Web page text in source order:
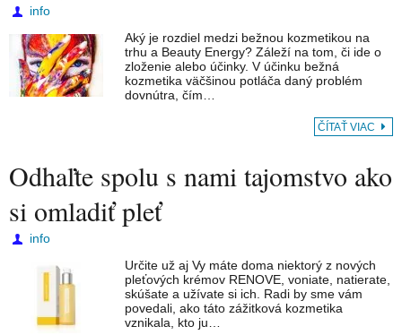
info
Aký je rozdiel medzi bežnou kozmetikou na
trhu a Beauty Energy? Záleží na tom, či ide o
zloženie alebo účinky. V účinku bežná
kozmetika väčšinou potláča daný problém
dovnútra, čím…
ČÍTAŤ VIAC
Odhaľte spolu s nami tajomstvo ako
si omladiť pleť
info
Určite už aj Vy máte doma niektorý z nových
pleťových krémov RENOVE, voniate, natierate,
skúšate a užívate si ich. Radi by sme vám
povedali, ako táto zážitková kozmetika
vznikala, kto ju…